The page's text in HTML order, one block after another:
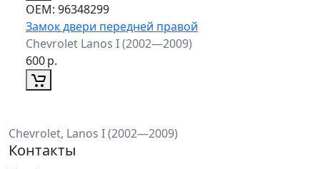
ОЕМ: 96348299
Замок двери передней правой
Chevrolet Lanos I (2002—2009)
600р.
Chevrolet, Lanos I (2002—2009)
Контакты